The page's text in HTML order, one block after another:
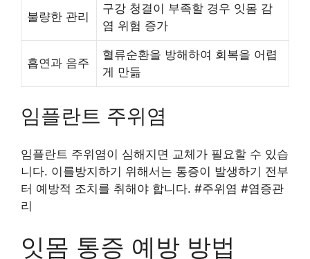
불량한 관리
구강 청결이 부족할 경우 잇몸 감
염 위험 증가
흡연과 음주
혈류순환을 방해하여 회복을 어렵
게 만듦
임플란트 주위염
임플란트 주위염이 심해지면 교체가 필요할 수 있습
니다. 이를방지하기 위해서는 통증이 발생하기 전부
터 예방적 조치를 취해야 합니다. #주위염 #염증관
리
잇몸 통증 예방 방법